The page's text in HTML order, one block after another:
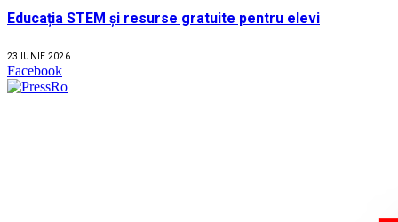
Educația STEM și resurse gratuite pentru elevi
23 IUNIE 2026
Facebook